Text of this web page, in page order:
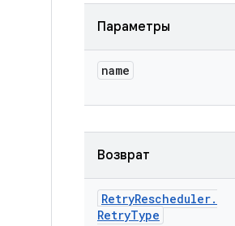
Параметры
name
Возврат
RetryRescheduler.
RetryType